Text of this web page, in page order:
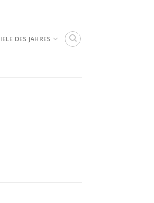
DES JAHRES